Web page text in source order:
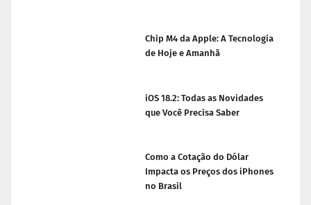
Chip M4 da Apple: A Tecnologia
de Hoje e Amanhã
iOS 18.2: Todas as Novidades
que Você Precisa Saber
Como a Cotação do Dólar
Impacta os Preços dos iPhones
no Brasil